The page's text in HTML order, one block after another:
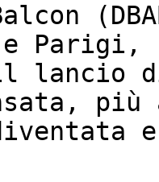
e Parigi,
lancio
e